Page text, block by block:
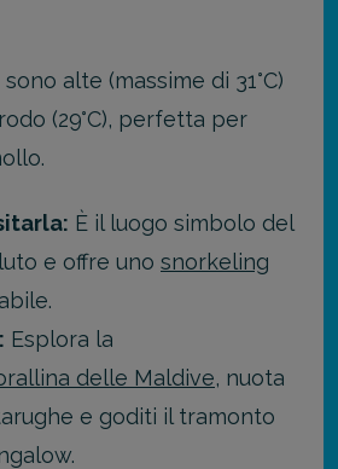
alte (massime di 31°C)
(29°C), perfetta per
È il luogo simbolo del
e offre uno snorkeling
Esplora la
delle Maldive, nuota
e goditi il tramonto